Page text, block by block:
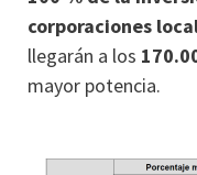
corporaciones
llegarán a los
mayor potencia.